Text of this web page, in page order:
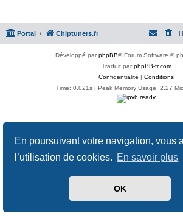
En poursuivant votre navigation, vous
l’utilisation de cookies. En savoir plus
OK
Portal Chiptuners.fr
Développé parphpBB® Forum Software ©
Traduit parphpBB-fr.com
Confidentialité | Conditions
Time: 0.021s | Peak Memory Usage: 2.27